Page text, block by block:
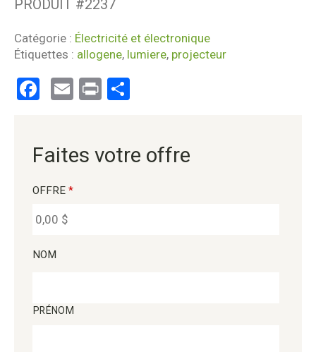
PRODUIT #2237
Catégorie : Électricité et électronique
Étiquettes : allogene, lumiere, projecteur
Facebook
EmailPrint
Faites votre offre
OFFRE *
NOM
PRÉNOM